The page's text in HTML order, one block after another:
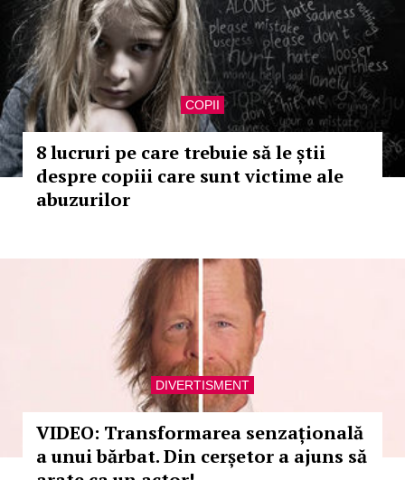
COPII
8 lucruri pe care trebuie să le știi
despre copiii care sunt victime ale
abuzurilor
DIVERTISMENT
VIDEO: Transformarea senzațională
a unui bărbat. Din cerșetor a ajuns să